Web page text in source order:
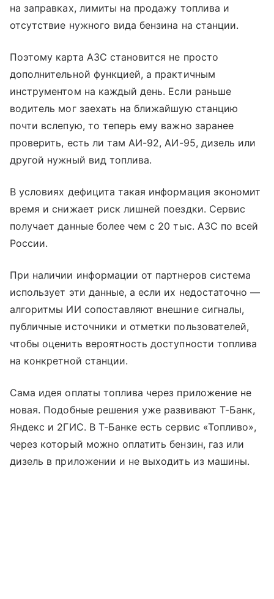
на заправках, лимиты на продажу топлива и
отсутствие нужного вида бензина на станции.
Поэтому карта АЗС становится не просто
дополнительной функцией, а практичным
инструментом на каждый день. Если раньше
водитель мог заехать на ближайшую станцию
почти вслепую, то теперь ему важно заранее
проверить, есть ли там АИ-92, АИ-95, дизель или
другой нужный вид топлива.
В условиях дефицита такая информация экономит
время и снижает риск лишней поездки. Сервис
получает данные более чем с 20 тыс. АЗС по всей
России.
При наличии информации от партнеров система
использует эти данные, а если их недостаточно —
алгоритмы ИИ сопоставляют внешние сигналы,
публичные источники и отметки пользователей,
чтобы оценить вероятность доступности топлива
на конкретной станции.
Сама идея оплаты топлива через приложение не
новая. Подобные решения уже развивают Т-Банк,
Яндекс и 2ГИС. В Т-Банке есть сервис «Топливо»,
через который можно оплатить бензин, газ или
дизель в приложении и не выходить из машины.